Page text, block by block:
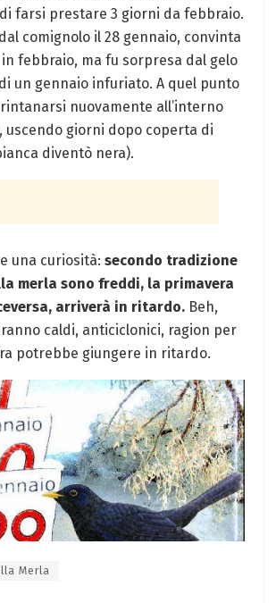
farsi prestare 3 giorni da febbraio.
comignolo il 28 gennaio, convinta
febbraio, ma fu sorpresa dal gelo
un gennaio infuriato. A quel punto
nuovamente all’interno
uscendo giorni dopo coperta di
diventò nera).
una curiosità: secondo tradizione
merla sono freddi, la primavera
arriverà in ritardo. Beh,
caldi, anticiclonici, ragion per
potrebbe giungere in ritardo.
Merla